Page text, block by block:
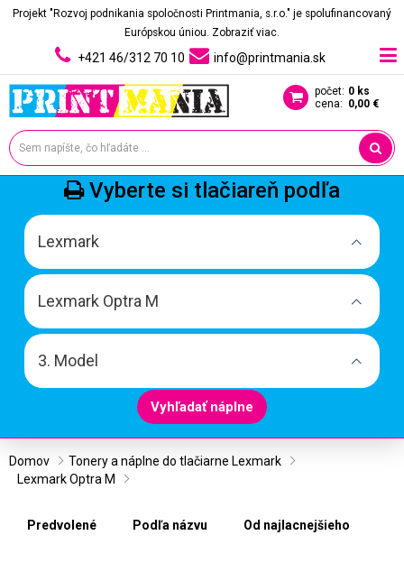
Projekt "Rozvoj podnikania spoločnosti Printmania, s.r.o." je spolufinancovaný
Európskou úniou. Zobraziť viac.
+421 46/312 70 10 info@printmania.sk
počet: 0 ks
cena: 0,00 €
Vyberte si tlačiareň podľa
Lexmark
Lexmark Optra M
3. Model
Vyhľadať náplne
Domov
Tonery a náplne do tlačiarne Lexmark
Lexmark Optra M
Predvolené Podľa názvu Od najlacnejšieho